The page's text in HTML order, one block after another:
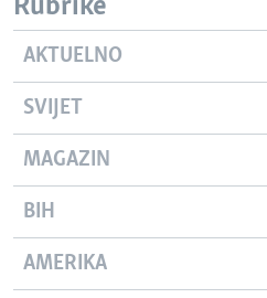
Rubrike
AKTUELNO
SVIJET
MAGAZIN
BIH
AMERIKA